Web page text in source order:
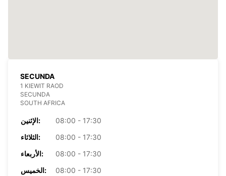
SECUNDA
1 KIEWIT RAOD
SECUNDA
SOUTH AFRICA
الإثنين:
08:00 - 17:30
الثلاثاء:
08:00 - 17:30
الأربعاء:
08:00 - 17:30
الخميس:
08:00 - 17:30